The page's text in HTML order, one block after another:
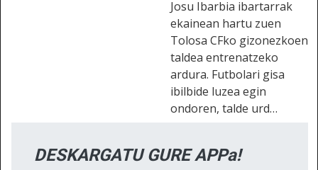
Josu Ibarbia ibartarrak
ekainean hartu zuen
Tolosa CFko gizonezkoen
taldea entrenatzeko
ardura. Futbolari gisa
ibilbide luzea egin
ondoren, talde urd…
DESKARGATU GURE APPa!